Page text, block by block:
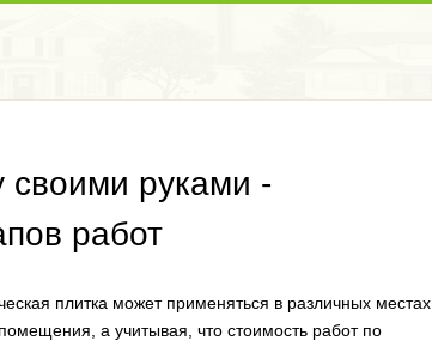
своими руками -
работ
плитка может применяться в различных местах
а учитывая, что стоимость работ по